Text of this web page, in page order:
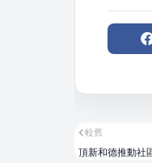
較舊
頂新和德推動